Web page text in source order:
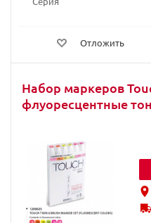
Отложить
Набор маркеров
флуоресцентные